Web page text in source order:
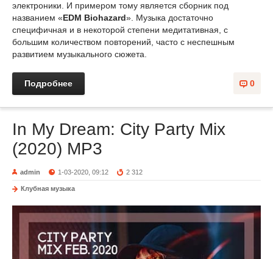
электроники. И примером тому является сборник под
названием «EDM Biohazard». Музыка достаточно
специфичная и в некоторой степени медитативная, с
большим количеством повторений, часто с неспешным
развитием музыкального сюжета.
0
Подробнее
In My Dream: City Party Mix
(2020) MP3
admin 1-03-2020, 09:12 2 312
Клубная музыка